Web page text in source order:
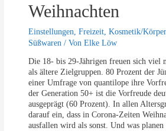
Weihnachten
Einstellungen ,Freizeit ,Kosmetik/
Süßwaren / VonElke Löw
Die 18- bis 29-Jährigen freuen sich viel
als ältere Zielgruppen. 80 Prozent der
einer Umfrage von quantilope ihre
der Generation 50+ ist die Vorfreude
ausgeprägt (60 Prozent). In allen
darauf ein, dass in Corona-Zeiten
ausfallen wird als sonst. Und was